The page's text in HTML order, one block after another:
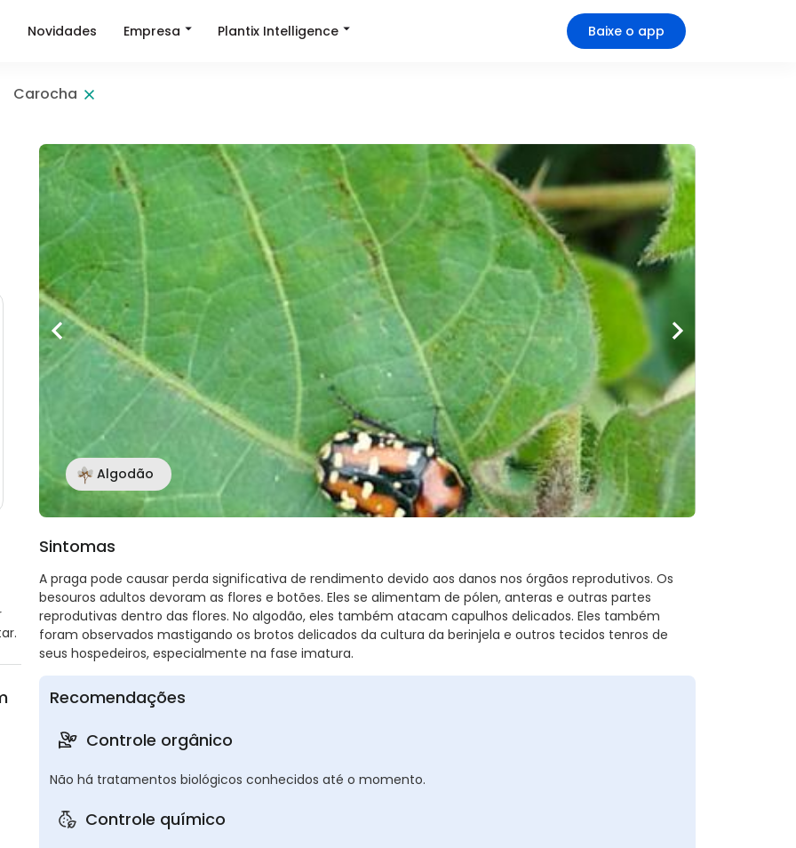
Novidades Empresa Plantix Intelligence Baixe o app
Carocha
Algodão
Sintomas
A praga pode causar perda significativa de rendimento devido aos danos nos órgãos reprodutivos. Os
besouros adultos devoram as flores e botões. Eles se alimentam de pólen, anteras e outras partes
reprodutivas dentro das flores. No algodão, eles também atacam capulhos delicados. Eles também
foram observados mastigando os brotos delicados da cultura da berinjela e outros tecidos tenros de
seus hospedeiros, especialmente na fase imatura.
Recomendações
Controle orgânico
Não há tratamentos biológicos conhecidos até o momento.
Controle químico